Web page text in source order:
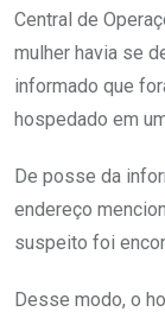
Central de
mulher havia se
informado que
hospedado em
De posse da
endereço
suspeito foi
Desse modo, o